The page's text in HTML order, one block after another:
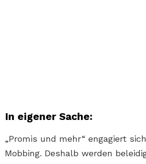
In eigener Sache:
„Promis und mehr“ engagiert
Mobbing. Deshalb werden